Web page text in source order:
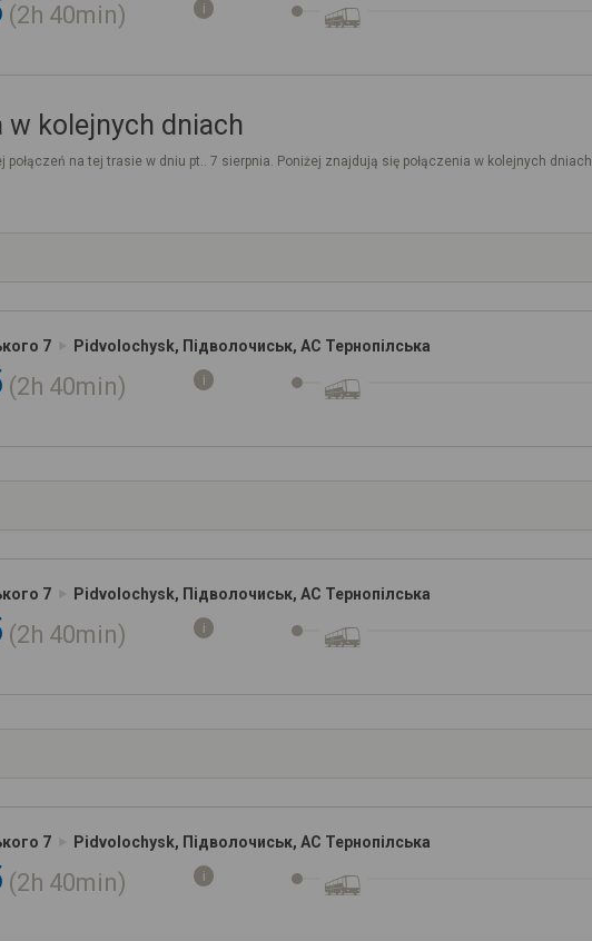
2h 40min
w kolejnych dniach
połączeń na tej trasie w dniu pt.. 7 sierpnia. Poniżej znajdują się połączenia w kolejnych dniach
7 Pidvolochysk, Підволочиськ, АС Тернопілська
2h 40min
7 Pidvolochysk, Підволочиськ, АС Тернопілська
2h 40min
7 Pidvolochysk, Підволочиськ, АС Тернопілська
2h 40min